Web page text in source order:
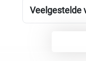
Veelgestelde